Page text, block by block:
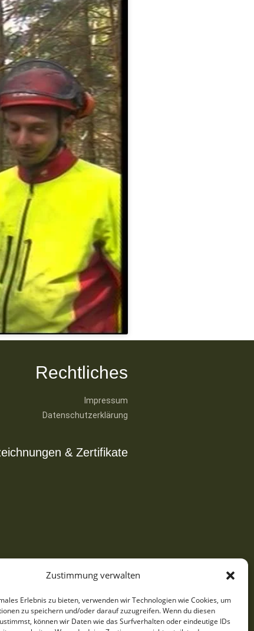
Zustimmung verwalten
Erlebnis zu bieten, verwenden wir Technologien wie Cookies, um
zu speichern und/oder darauf zuzugreifen. Wenn du diesen
können wir Daten wie das Surfverhalten oder eindeutige IDs
Rechtliches
Impressum
Datenschutzerklärung
& Zertifikate